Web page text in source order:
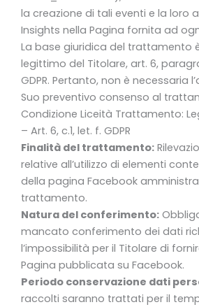
la creazione di tali eventi e la loro
Insights nella Pagina fornita ad
La base giuridica del trattamento è
legittimo del Titolare, art. 6,
GDPR. Pertanto, non è necessaria
Suo preventivo consenso al
Condizione Liceità Trattamento:
– Art. 6, c.1, let. f. GDPR
Finalità del trattamento:
relative all’utilizzo di elementi
della pagina Facebook
trattamento.
Natura del conferimento:
mancato conferimento dei dati
l’impossibilità per il Titolare di
Pagina pubblicata su Facebook.
Periodo conservazione dati
raccolti saranno trattati per il